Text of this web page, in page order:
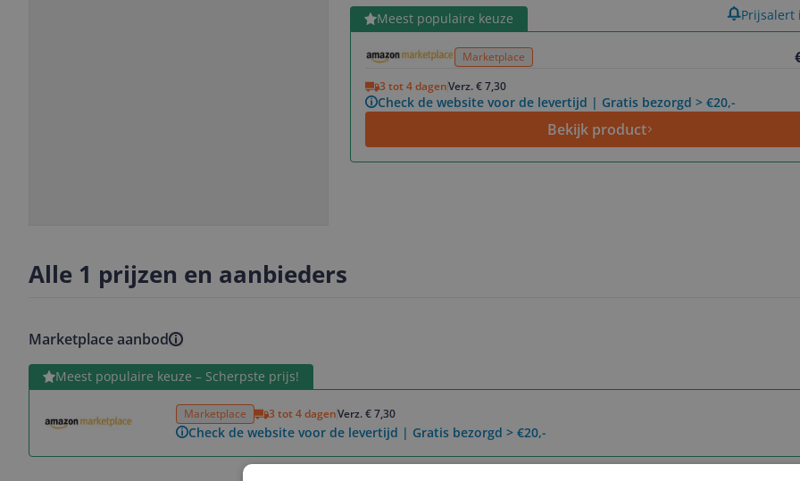
Er zijn geen artikelen gevonden.
Meest populaire keuze
Marketplace
3 tot 4 dagenVerz. € 7,30
Check de website voor de levertijd | Gratis bezorgd > €20,-
Bekijk product
Bekijk product Prijsalert
Alle 1 prijzen en aanbieders
Marketplace aanbod
Meest populaire keuze – Scherpste prijs!
Marketplace 3 tot 4 dagenVerz. € 7,30
Check de website voor de levertijd | Gratis bezorgd > €20,-
Bekijk product